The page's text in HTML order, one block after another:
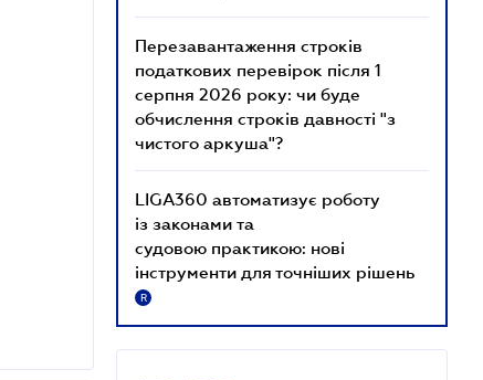
Перезавантаження строків
податкових перевірок після 1
серпня 2026 року: чи буде
обчислення строків давності "з
чистого аркуша"?
LIGA360 автоматизує роботу
із законами та
судовою практикою: нові
інструменти для точніших рішень
R